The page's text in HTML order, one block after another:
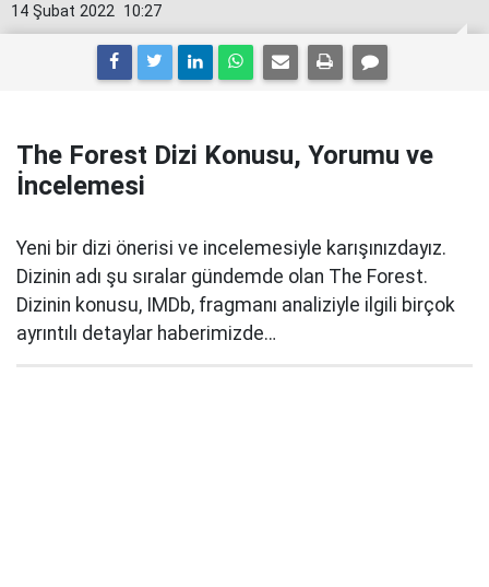
10:27
14 Şubat 2022
The Forest Dizi Konusu, Yorumu ve
İncelemesi
Yeni bir dizi önerisi ve incelemesiyle karışınızdayız.
Dizinin adı şu sıralar gündemde olan The Forest.
Dizinin konusu, IMDb, fragmanı analiziyle ilgili birçok
ayrıntılı detaylar haberimizde…